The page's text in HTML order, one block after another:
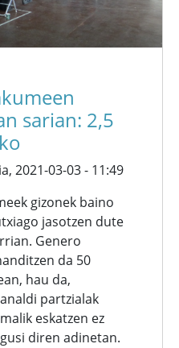
sarian: 2,5
2021-03-03 - 11:49
gizonek baino
jasotzen dute
Genero
da 50
hau da,
partzialak
eskatzen ez
diren adinetan.